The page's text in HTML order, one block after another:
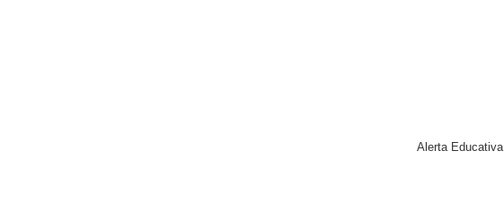
Alerta Educativa